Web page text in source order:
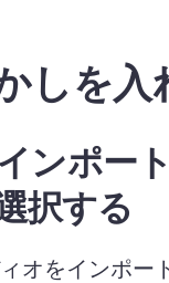
しを入
ンポー
択する
オをインポー